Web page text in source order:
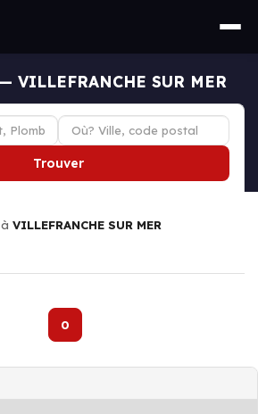
VILLEFRANCHE SUR MER
Trouver
à VILLEFRANCHE SUR MER
0